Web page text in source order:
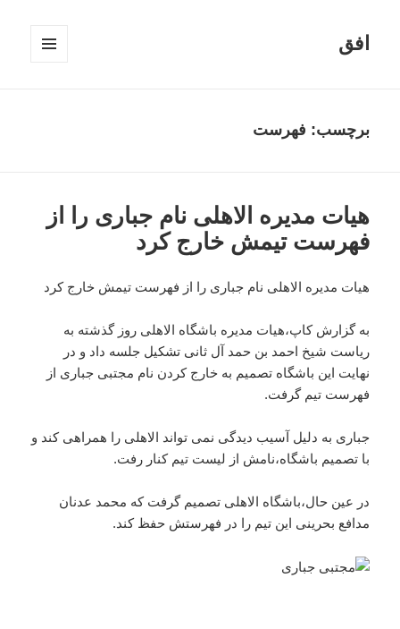
افق
برچسب: فهرست
هیات مدیره الاهلی نام جباری را از
فهرست تیمش خارج کرد
هیات مدیره الاهلی نام جباری را از فهرست تیمش خارج کرد
به گزارش کاپ،هیات مدیره باشگاه الاهلی روز گذشته به
ریاست شیخ احمد بن حمد آل ثانی تشکیل جلسه داد و در
نهایت این باشگاه تصمیم به خارج کردن نام مجتبی جباری از
فهرست تیم گرفت.
جباری به دلیل آسیب دیدگی نمی تواند الاهلی را همراهی کند و
با تصمیم باشگاه،نامش از لیست تیم کنار رفت.
در عین حال،باشگاه الاهلی تصمیم گرفت که محمد عدنان
مدافع بحرینی این تیم را در فهرستش حفظ کند.